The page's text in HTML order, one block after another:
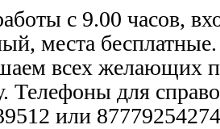
с 9.00 часов,
места бесплатные.
всех желающих
Телефоны для
или